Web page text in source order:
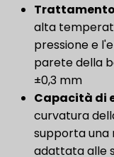
alta
pressione e
parete della
±0,3 mm
Capacità di
curvatura
supporta una
adattata alle